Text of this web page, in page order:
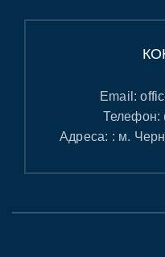
Email:
Телефон:
Адреса: : м.